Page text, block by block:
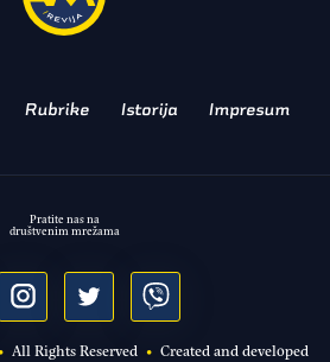
Rubrike Istorija Impresum
All Rights Reserved • Created and developed
Pratite nas na
društvenim mrežama